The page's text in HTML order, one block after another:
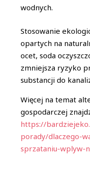
wodnych.
Stosowanie
opartych na
ocet, soda
zmniejsza ryzyko
substancji do
Więcej na temat
gospodarczej
https://
porady/dlaczego-
sprzataniu-wplyw-